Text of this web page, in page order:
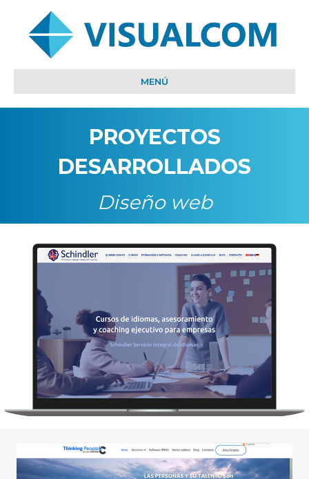
MENÚ
PROYECTOS
DESARROLLADOS
Diseño web